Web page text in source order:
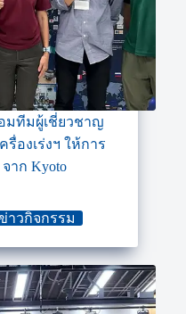
มทีมผู้เชี่ยวชาญ
องเร่งฯ ให้การ
จาก Kyoto
าวกิจกรรม